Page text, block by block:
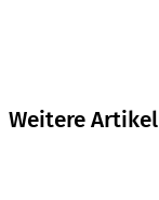
Weitere Artikel